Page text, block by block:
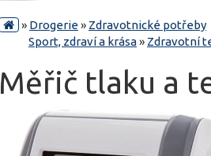
» Drogerie» Zdravotnické potřeby
Sport, zdraví a krása» Zdravotní
Měřič tlaku a